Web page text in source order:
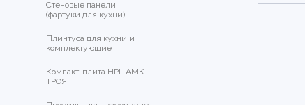
Стеновые панели
(фартуки для кухни)
Плинтуса для кухни и
комплектующие
Компакт-плита HPL АМК
ТРОЯ